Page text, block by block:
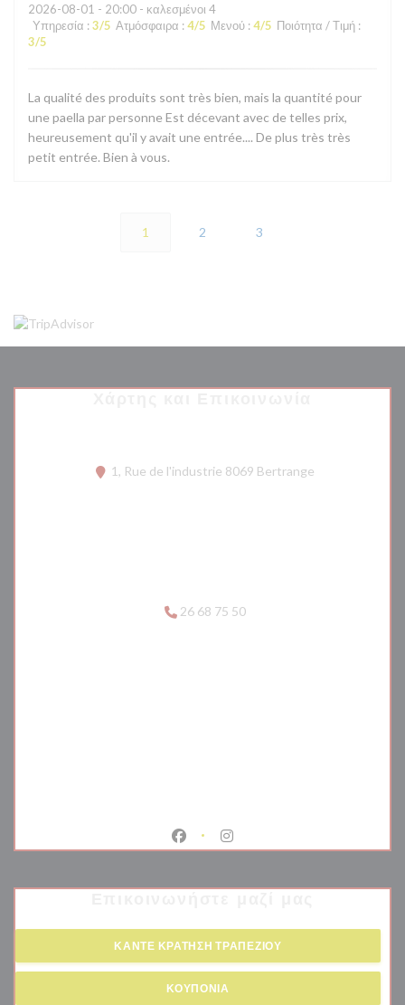
2026-08-01 - 20:00 - καλεσμένοι 4
Υπηρεσία : 3/5 Ατμόσφαιρα : 4/5 Μενού : 4/5 Ποιότητα / Τιμή :
3/5
La qualité des produits sont très bien, mais la quantité pour
une paella par personne Est décevant avec de telles prix,
heureusement qu'il y avait une entrée.... De plus très très
petit entrée. Bien à vous.
1 2 3
Χάρτης και Επικοινωνία
1, Rue de l'industrie 8069 Bertrange
26 68 75 50
Facebook ((ανοίγει σε νέο
Instagram ((ανοίγει σε νέο
Επικοινωνήστε μαζί μας
ΚΆΝΤΕ ΚΡΆΤΗΣΗ ΤΡΑΠΕΖΙΟΎ
ΚΟΥΠΌΝΙΑ